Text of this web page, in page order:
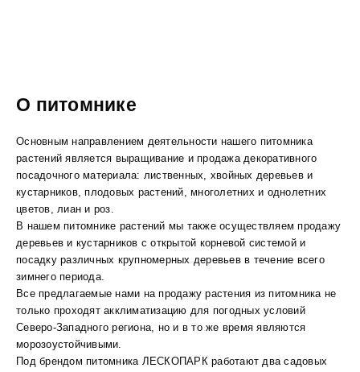
О питомнике
Основным направлением деятельности нашего питомника
растений является выращивание и продажа декоративного
посадочного материала: лиственных, хвойных деревьев и
кустарников, плодовых растений, многолетних и однолетних
цветов, лиан и роз.
В нашем питомнике растений мы также осуществляем продажу
деревьев и кустарников с открытой корневой системой и
посадку различных крупномерных деревьев в течение всего
зимнего периода.
Все предлагаемые нами на продажу растения из питомника не
только проходят акклиматизацию для погодных условий
Северо-Западного региона, но и в то же время являются
морозоустойчивыми.
Под брендом питомника ЛЕСКОПАРК работают два садовых